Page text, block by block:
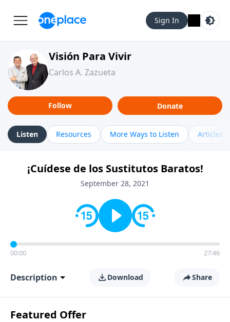
Sign In
Visión Para Vivir
Carlos A. Zazueta
Follow Donate
Listen Resources More Ways to Listen Articles
¡Cuídese de los Sustitutos Baratos!
September 28, 2021
00:00 27:46
Description Download Share
Featured Offer